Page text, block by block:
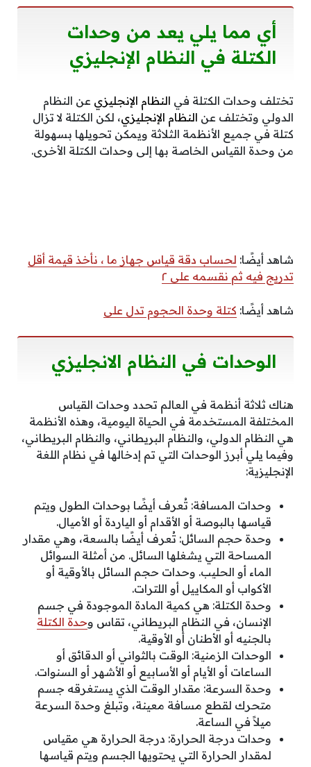
أي مما يلي يعد من وحدات
الكتلة في النظام الإنجليزي
تختلف وحدات الكتلة في النظام الإنجليزي عن النظام
الدولي وتختلف عن النظام الإنجليزي، لكن الكتلة لا تزال
كتلة في جميع الأنظمة الثلاثة ويمكن تحويلها بسهولة
من وحدة القياس الخاصة بها إلى وحدات الكتلة الأخرى.
شاهد أيضًا: لحساب دقة قياس جهاز ما ، نأخذ قيمة أقل
تدريج فيه ثم نقسمه على ٢
شاهد أيضًا: كتلة وحدة الحجوم تدل على
الوحدات في النظام الانجليزي
هناك ثلاثة أنظمة في العالم تحدد وحدات القياس
المختلفة المستخدمة في الحياة اليومية، وهذه الأنظمة
هي النظام الدولي، والنظام البريطاني، والنظام البريطاني،
وفيما يلي أبرز الوحدات التي تم إدخالها في نظام اللغة
الإنجليزية:
وحدات المسافة: تُعرف أيضًا بوحدات الطول ويتم
قياسها بالبوصة أو الأقدام أو الياردة أو الأميال.
وحدة حجم السائل: تُعرف أيضًا بالسعة، وهي مقدار
المساحة التي يشغلها السائل. من أمثلة السوائل
الماء أو الحليب. وحدات حجم السائل بالأوقية أو
الأكواب أو المكاييل أو اللترات.
وحدة الكتلة: هي كمية المادة الموجودة في جسم
الإنسان، في النظام البريطاني، تقاس وحدة الكتلة
بالجنيه أو الأطنان أو الأوقية.
الوحدات الزمنية: الوقت بالثواني أو الدقائق أو
الساعات أو الأيام أو الأسابيع أو الأشهر أو السنوات.
وحدة السرعة: مقدار الوقت الذي يستغرقه جسم
متحرك لقطع مسافة معينة، وتبلغ وحدة السرعة
ميلاً في الساعة.
وحدات درجة الحرارة: درجة الحرارة هي مقياس
لمقدار الحرارة التي يحتويها الجسم ويتم قياسها